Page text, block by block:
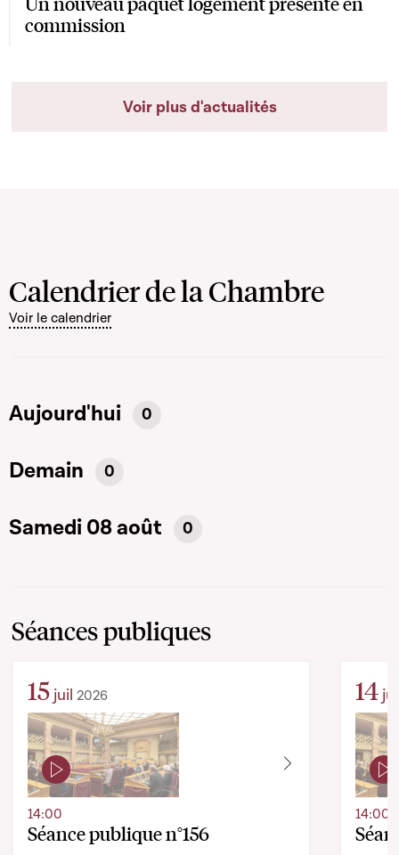
commission
Voir plus d'actualités
Calendrier de la Chambre
Voir le calendrier
Aujourd'hui 0
Demain 0
Samedi 08 août 0
Séances publiques
15 juil 2026
Séance publique n°156
14:00
14
14:00